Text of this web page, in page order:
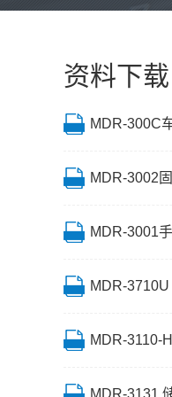
资料下载